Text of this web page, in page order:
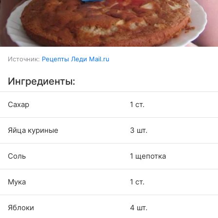
Источник: Рецепты Леди Mail.ru
Ингредиенты:
Сахар 1 ст.
Яйца куриные 3 шт.
Соль 1 щепотка
Мука 1 ст.
Яблоки 4 шт.